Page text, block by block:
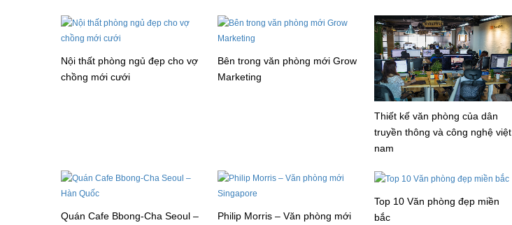
Nội thất phòng ngủ đẹp cho vợ
chồng mới cưới
Bên trong văn phòng mới Grow
Marketing
Thiết kế văn phòng của dân
truyền thông và công nghệ việt
nam
Quán Cafe Bbong-Cha Seoul –
Philip Morris – Văn phòng mới
Top 10 Văn phòng đẹp miền
bắc